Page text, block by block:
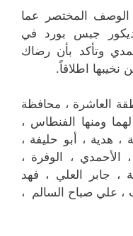
الوصف المختصر عما
جبس بورد في
وتأكد بأن رضاك
نخيبها اطلاقاً.
العاشرة ، محافظة
ومنها الفنطاس ،
، هدية ، أبو حليفة ،
الأحمدي ، الوفرة ،
، جابر العلي ، فهد
، علي صباح السالم ،